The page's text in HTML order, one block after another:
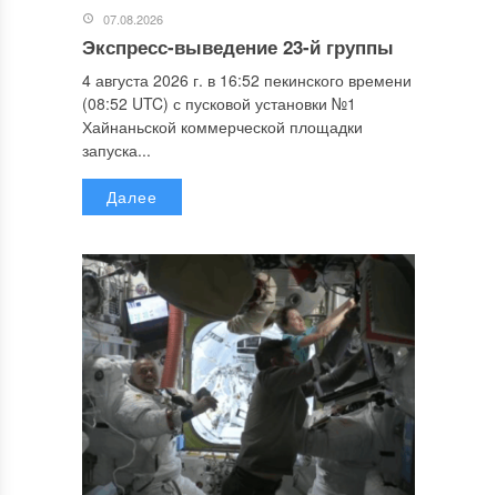
07.08.2026
Экспресс-выведение 23-й группы
4 августа 2026 г. в 16:52 пекинского времени
(08:52 UTC) с пусковой установки №1
Хайнаньской коммерческой площадки
запуска...
Далее